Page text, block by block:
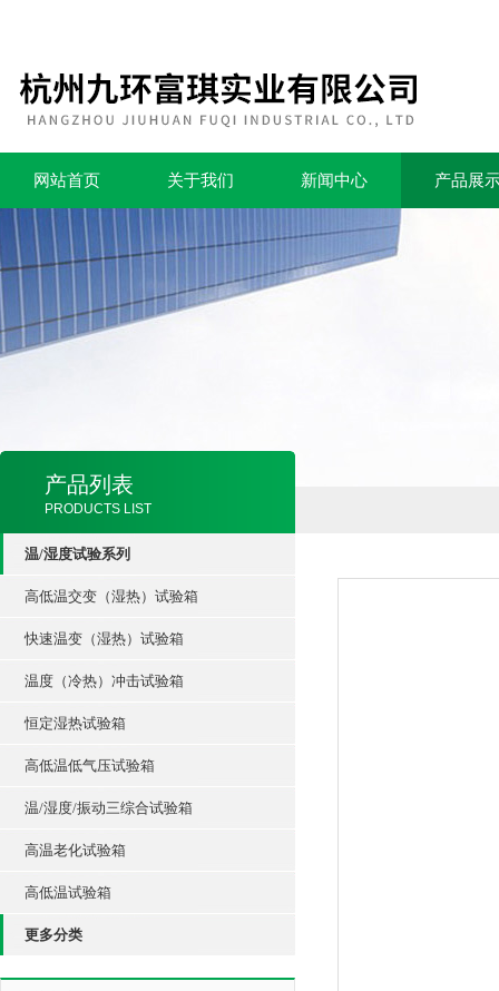
网站首页 关于我们 新闻中心 产品展
产品列表
PRODUCTS LIST
温/湿度试验系列
高低温交变（湿热）试验箱
快速温变（湿热）试验箱
温度（冷热）冲击试验箱
恒定湿热试验箱
高低温低气压试验箱
温/湿度/振动三综合试验箱
高温老化试验箱
高低温试验箱
更多分类